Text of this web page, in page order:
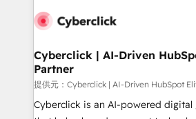
respuestas para empezar. Te
el primer caso de uso que más
días.
marketing, and service teams.
management, and speed up deal
projects completed, our Agile
HubSpot CRM drives measurable
RevOps services align your sales,
Cyberclick | AI-Driven
Partner
提供元：Cyberclick | AI-Driven HubSpot
Cyberclick is an AI-powered